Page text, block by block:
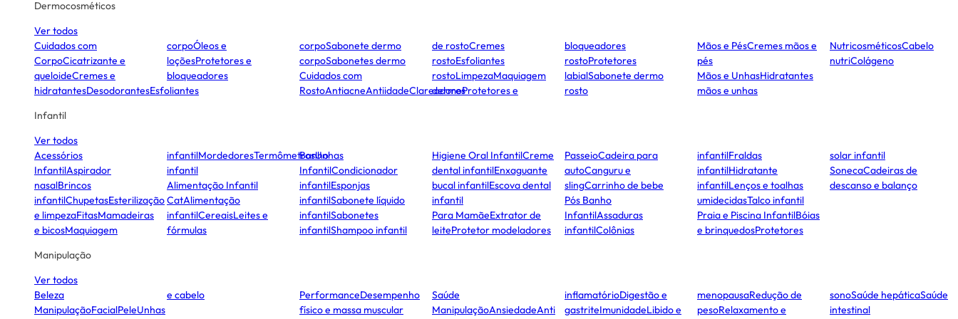
Dermocosméticos
Ver todos
Cuidados com
CorpoCicatrizante e
queloideCremes e
hidratantesDesodorantesEsfoliantes
corpoÓleos e
loçõesProtetores e
bloqueadores
corpoSabonete dermo
corpoSabonetes dermo
Cuidados com
RostoAntiacneAntiidadeClareadores
de rostoCremes
rostoEsfoliantes
rostoLimpezaMaquiagem
dermoProtetores e
bloqueadores
rostoProtetores
labialSabonete dermo
rosto
Mãos e PésCremes mãos e
pés
Mãos e UnhasHidratantes
mãos e unhas
NutricosméticosCabelo
nutriColágeno
Infantil
Ver todos
Acessórios
InfantilAspirador
nasalBrincos
infantilChupetasEsterilização
e limpezaFitasMamadeiras
e bicosMaquiagem
infantilMordedoresTermômetrosUnhas
infantil
Alimentação Infantil
CatAlimentação
infantilCereaisLeites e
fórmulas
Banho
InfantilCondicionador
infantilEsponjas
infantilSabonete líquido
infantilSabonetes
infantilShampoo infantil
Higiene Oral InfantilCreme
dental infantilEnxaguante
bucal infantilEscova dental
infantil
Para MamãeExtrator de
leiteProtetor modeladores
PasseioCadeira para
autoCanguru e
slingCarrinho de bebe
Pós Banho
InfantilAssaduras
infantilColônias
infantilFraldas
infantilHidratante
infantilLenços e toalhas
umidecidasTalco infantil
Praia e Piscina InfantilBóias
e brinquedosProtetores
solar infantil
SonecaCadeiras de
descanso e balanço
Manipulação
Ver todos
Beleza
ManipulaçãoFacialPeleUnhas
e cabelo PerformanceDesempenho
físico e massa muscular
Saúde
ManipulaçãoAnsiedadeAnti
inflamatórioDigestão e
gastriteImunidadeLibido e
menopausaRedução de
pesoRelaxamento e
sonoSaúde hepáticaSaúde
intestinal